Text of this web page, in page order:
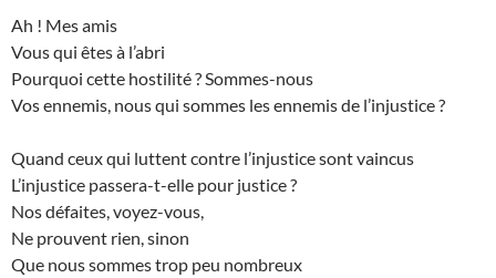
Ah ! Mes amis
Vous qui êtes à l’abri
Pourquoi cette hostilité ? Sommes-nous
Vos ennemis, nous qui sommes les ennemis de l’injustice ?
Quand ceux qui luttent contre l’injustice sont vaincus
L’injustice passera-t-elle pour justice ?
Nos défaites, voyez-vous,
Ne prouvent rien, sinon
Que nous sommes trop peu nombreux